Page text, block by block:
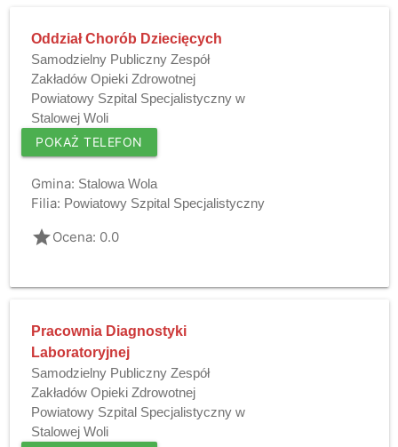
Oddział Chorób Dziecięcych
Samodzielny Publiczny Zespół
Zakładów Opieki Zdrowotnej
Powiatowy Szpital Specjalistyczny w
Stalowej Woli
POKAŻ TELEFON
Gmina: Stalowa Wola
Filia: Powiatowy Szpital Specjalistyczny
gradeOcena: 0.0
Pracownia Diagnostyki
Laboratoryjnej
Samodzielny Publiczny Zespół
Zakładów Opieki Zdrowotnej
Powiatowy Szpital Specjalistyczny w
Stalowej Woli